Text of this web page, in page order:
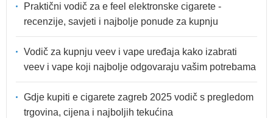
Praktični vodič za e feel elektronske cigarete -
recenzije, savjeti i najbolje ponude za kupnju
Vodič za kupnju veev i vape uređaja kako izabrati
veev i vape koji najbolje odgovaraju vašim potrebama
Gdje kupiti e cigarete zagreb 2025 vodič s pregledom
trgovina, cijena i najboljih tekućina